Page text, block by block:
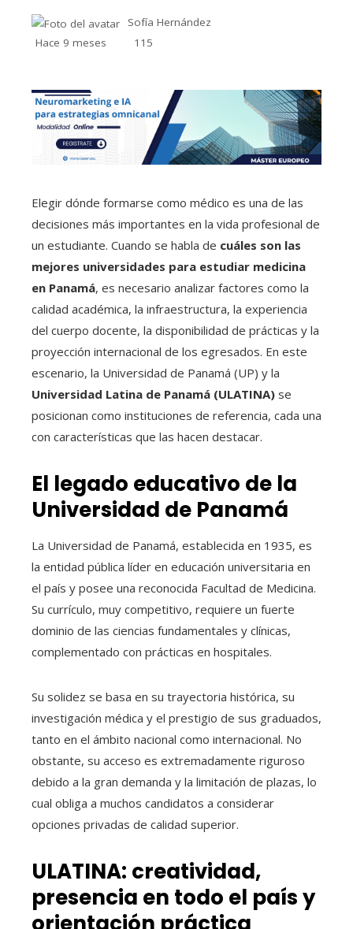
Sofía Hernández
Hace 9 meses
115
Elegir dónde formarse como médico es una de las
decisiones más importantes en la vida profesional de
un estudiante. Cuando se habla de cuáles son las
mejores universidades para estudiar medicina
en Panamá, es necesario analizar factores como la
calidad académica, la infraestructura, la experiencia
del cuerpo docente, la disponibilidad de prácticas y la
proyección internacional de los egresados. En este
escenario, la Universidad de Panamá (UP) y la
Universidad Latina de Panamá (ULATINA) se
posicionan como instituciones de referencia, cada una
con características que las hacen destacar.
El legado educativo de la
Universidad de Panamá
La Universidad de Panamá, establecida en 1935, es
la entidad pública líder en educación universitaria en
el país y posee una reconocida Facultad de Medicina.
Su currículo, muy competitivo, requiere un fuerte
dominio de las ciencias fundamentales y clínicas,
complementado con prácticas en hospitales.
Su solidez se basa en su trayectoria histórica, su
investigación médica y el prestigio de sus graduados,
tanto en el ámbito nacional como internacional. No
obstante, su acceso es extremadamente riguroso
debido a la gran demanda y la limitación de plazas, lo
cual obliga a muchos candidatos a considerar
opciones privadas de calidad superior.
ULATINA: creatividad,
presencia en todo el país y
orientación práctica